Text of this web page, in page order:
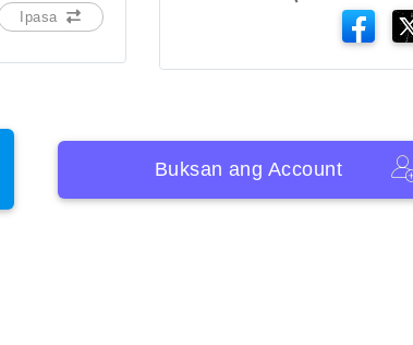
Ipasa
Buksan ang Account